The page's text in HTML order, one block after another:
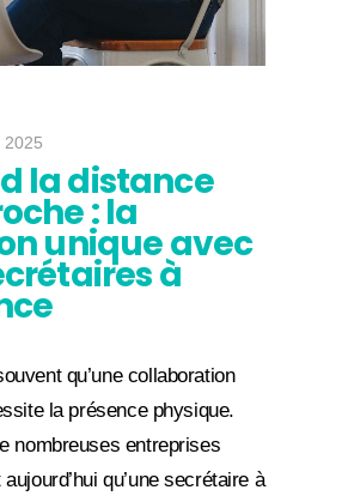
la distance
: la
unique avec
à
qu’une collaboration
la présence physique.
nombreuses entreprises
qu’une secrétaire à